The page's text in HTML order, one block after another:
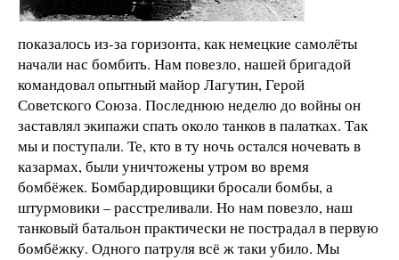
показалось из-за горизонта, как немецкие самолёты
начали нас бомбить. Нам повезло, нашей бригадой
командовал опытный майор Лагутин, Герой
Советского Союза. Последнюю неделю до войны он
заставлял экипажи спать около танков в палатках. Так
мы и поступали. Те, кто в ту ночь остался ночевать в
казармах, были уничтожены утром во время
бомбёжек. Бомбардировщики бросали бомбы, а
штурмовики – расстреливали. Но нам повезло, наш
танковый батальон практически не пострадал в первую
бомбёжку. Одного патруля всё ж таки убило. Мы